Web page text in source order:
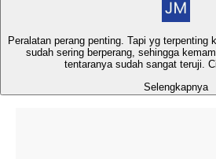
Peralatan perang penting. Tapi yg terpenting
sudah sering berperang, sehingga
tentaranya sudah sangat teruji.
Selengkapnya